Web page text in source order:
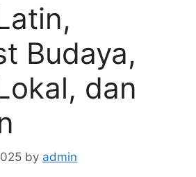
Budaya,
dan
by admin